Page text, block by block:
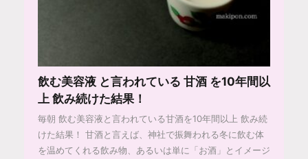
飲む美容液 と言われている 甘酒 を10年間以
上 飲み続けた結果！
毎朝 飲む美容液と言われている甘酒を10年間以上 飲み続
けた結果！ 甘酒と言えば、神社で振舞われる冬に飲む体
を温めてくれる飲み物、あるいは単に「お酒」とイメージ